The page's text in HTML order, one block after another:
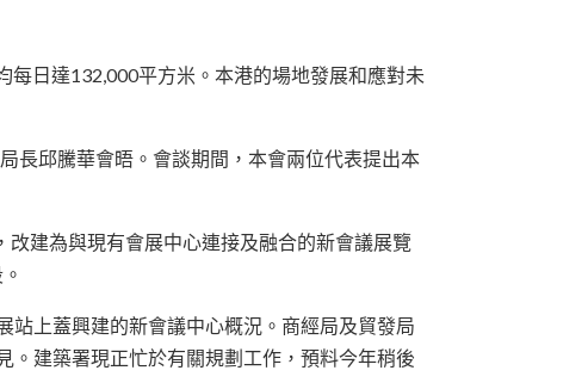
日達132,000平方米。本港的場地發展和應對未
長邱騰華會晤。會談期間，本會兩位代表提出本
建為與現有會展中心連接及融合的新會議展覽
站上蓋興建的新會議中心概況。商經局及貿發局
。建築署現正忙於有關規劃工作，預料今年稍後